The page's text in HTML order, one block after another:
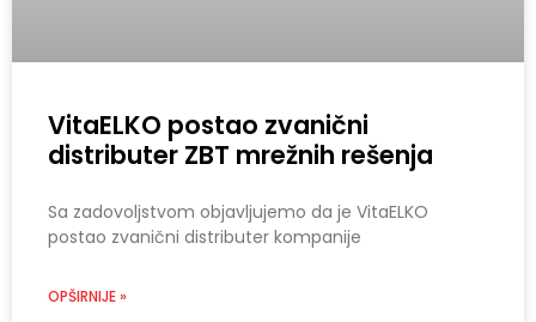
VitaELKO postao zvanični
distributer ZBT mrežnih rešenja
Sa zadovoljstvom objavljujemo da je VitaELKO
postao zvanični distributer kompanije
OPŠIRNIJE »